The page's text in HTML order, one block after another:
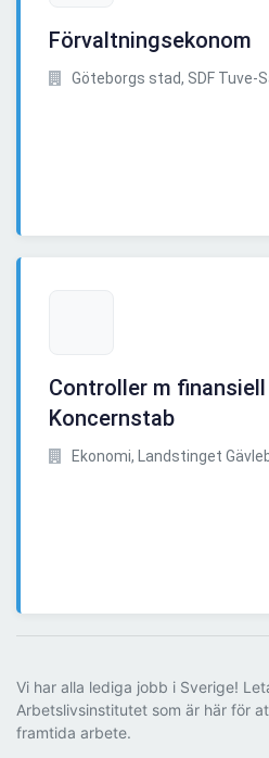
Förvaltningsekonom
Göteborgs stad, SDF Tuve-
Controller m
Koncernstab
Ekonomi, Landstinget
Vi har alla lediga jobb i Sverige!
Arbetslivsinstitutet som är här för
framtida arbete.